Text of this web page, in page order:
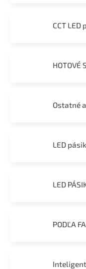
CCT LED
HOTOVÉ
Ostatné
LED
LED
PODĽA